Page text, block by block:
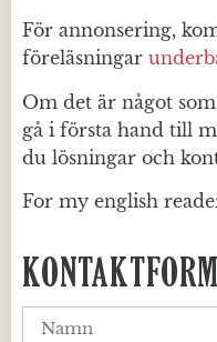
För annonsering,
föreläsningar
Om det är något
gå i första hand till
du lösningar och
For my english